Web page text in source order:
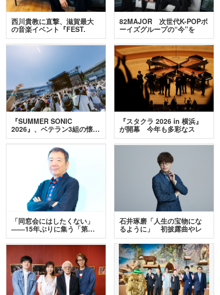
西川貴教に直撃、滋賀最大
の音楽イベント『FEST.
INA…
82MAJOR 次世代K-POPボ
ーイズグループの“今”を
訊…
『SUMMER SONIC
2026』、ベテラン3組の懐…
『スタクラ 2026 in 横浜』
が開幕 今年も多彩なス
テ…
「同窓会にはしたくない」
――15年ぶりに集う「第…
石井琢磨「人生の宝物にな
るように」 初披露曲やレ
ア…